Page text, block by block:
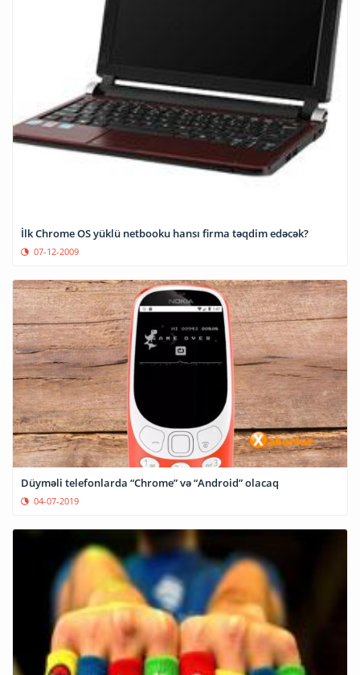
İlk Chrome OS yüklü netbooku hansı firma təqdim edəcək?
07-12-2009
Düyməli telefonlarda “Chrome” və “Android” olacaq
04-07-2019